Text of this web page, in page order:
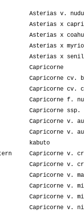
Asterias v.
Asterias x
Asterias x
Asterias x
Asterias x
Capricorne
Capricorne cv.
Capricorne cv.
Capricorne f.
Capricorne ssp.
Capricorne v.
Capricorne v.
kabuto
Capricorne v.
Capricorne v.
Capricorne v.
Capricorne v.
Capricorne v.
Capricorne v.